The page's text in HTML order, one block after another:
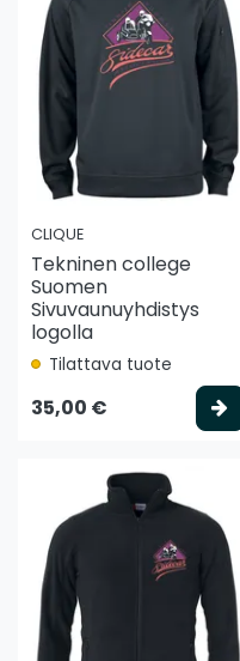
CLIQUE
Tekninen college
Suomen
Sivuvaunuyhdistys
logolla
Tilattava tuote
35,00 €